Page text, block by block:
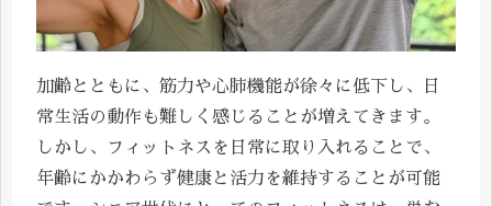
加齢とともに、筋力や心肺機能が徐々に低下し、日
常生活の動作も難しく感じることが増えてきます。
しかし、フィットネスを日常に取り入れることで、
年齢にかかわらず健康と活力を維持することが可能